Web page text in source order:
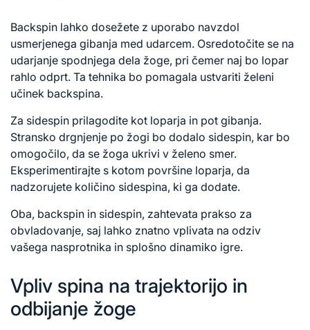
Backspin lahko dosežete z uporabo navzdol
usmerjenega gibanja med udarcem. Osredotočite se na
udarjanje spodnjega dela žoge, pri čemer naj bo lopar
rahlo odprt. Ta tehnika bo pomagala ustvariti želeni
učinek backspina.
Za sidespin prilagodite kot loparja in pot gibanja.
Stransko drgnjenje po žogi bo dodalo sidespin, kar bo
omogočilo, da se žoga ukrivi v želeno smer.
Eksperimentirajte s kotom površine loparja, da
nadzorujete količino sidespina, ki ga dodate.
Oba, backspin in sidespin, zahtevata prakso za
obvladovanje, saj lahko znatno vplivata na odziv
vašega nasprotnika in splošno dinamiko igre.
Vpliv spina na trajektorijo in
odbijanje žoge